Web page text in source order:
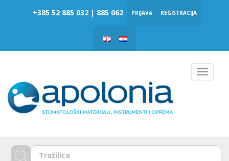
‎‎+385 52 885 032 | 885 062 PRIJAVA REGISTRACIJA
Toggle